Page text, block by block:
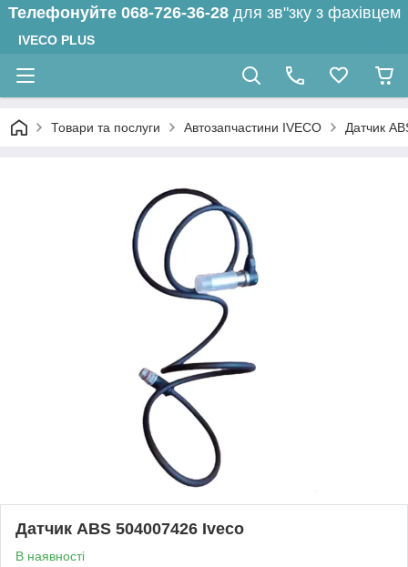
Телефонуйте 068-726-36-28 для зв"зку з фахівцем
IVECO PLUS
Товари та послуги Автозапчастини IVECO Датчик
Датчик АВS 504007426 Iveco
В наявності